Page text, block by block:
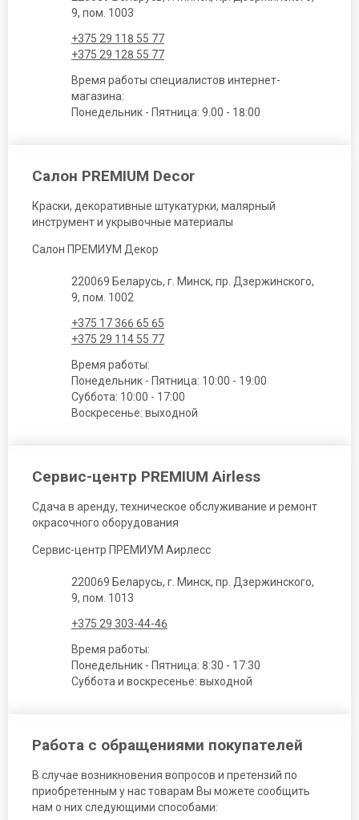
9, пом. 1003
+375 29 118 55 77
+375 29 128 55 77
Время работы специалистов интернет-
магазина:
Понедельник - Пятница: 9.00 - 18:00
Салон PREMIUM Decor
Краски, декоративные штукатурки, малярный
инструмент и укрывочные материалы
Салон ПРЕМИУМ Декор
220069 Беларусь, г. Минск, пр. Дзержинского,
9, пом. 1002
+375 17 366 65 65
+375 29 114 55 77
Время работы:
Понедельник - Пятница: 10:00 - 19:00
Суббота: 10:00 - 17:00
Воскресенье: выходной
Сервис-центр PREMIUM Airless
Сдача в аренду, техническое обслуживание и ремонт
окрасочного оборудования
Сервис-центр ПРЕМИУМ Аирлесс
220069 Беларусь, г. Минск, пр. Дзержинского,
9, пом. 1013
+375 29 303-44-46
Время работы:
Понедельник - Пятница: 8:30 - 17:30
Суббота и воскресенье: выходной
Работа с обращениями покупателей
В случае возникновения вопросов и претензий по
приобретенным у нас товарам Вы можете сообщить
нам о них следующими способами: